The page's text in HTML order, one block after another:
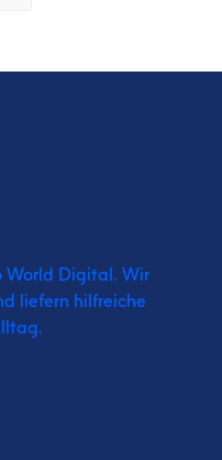
World Digital. Wir
liefern hilfreiche